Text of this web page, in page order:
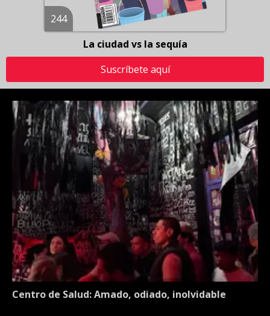
244
La ciudad vs la sequía
Suscríbete aquí
Centro de Salud: Amado, odiado, inolvidable